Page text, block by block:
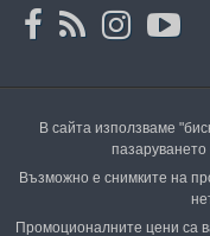
В сайта използваме
Възможно е снимките на
Промоционалните цени са